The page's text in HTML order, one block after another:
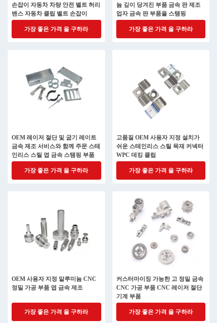
손잡이 자동차 차량 안전 벨트 허리
밴스 자동차 클립 벨트 손잡이
가장 좋은 가격 을 구하라
늄 깊이 당겨진 부품 금속 판 제조
업자 금속 판 부품을 스탬핑
가장 좋은 가격 을 구하라
OEM 레이저 절단 및 굽기 레이트
금속 제조 서비스와 함께 주문 스테
인리스 스틸 엽 금속 스탬핑 부품
가장 좋은 가격 을 구하라
고품질 OEM 사용자 지정 설치가
쉬운 스테인리스 스틸 목재 커넥터
WPC 데킹 클립
가장 좋은 가격 을 구하라
OEM 사용자 지정 알루미늄 CNC
정밀 가공 부품 엽 금속 제조
가장 좋은 가격 을 구하라
커스터마이징 가능한 고 정밀 금속
CNC 가공 부품 CNC 레이저 절단
기계 부품
가장 좋은 가격 을 구하라